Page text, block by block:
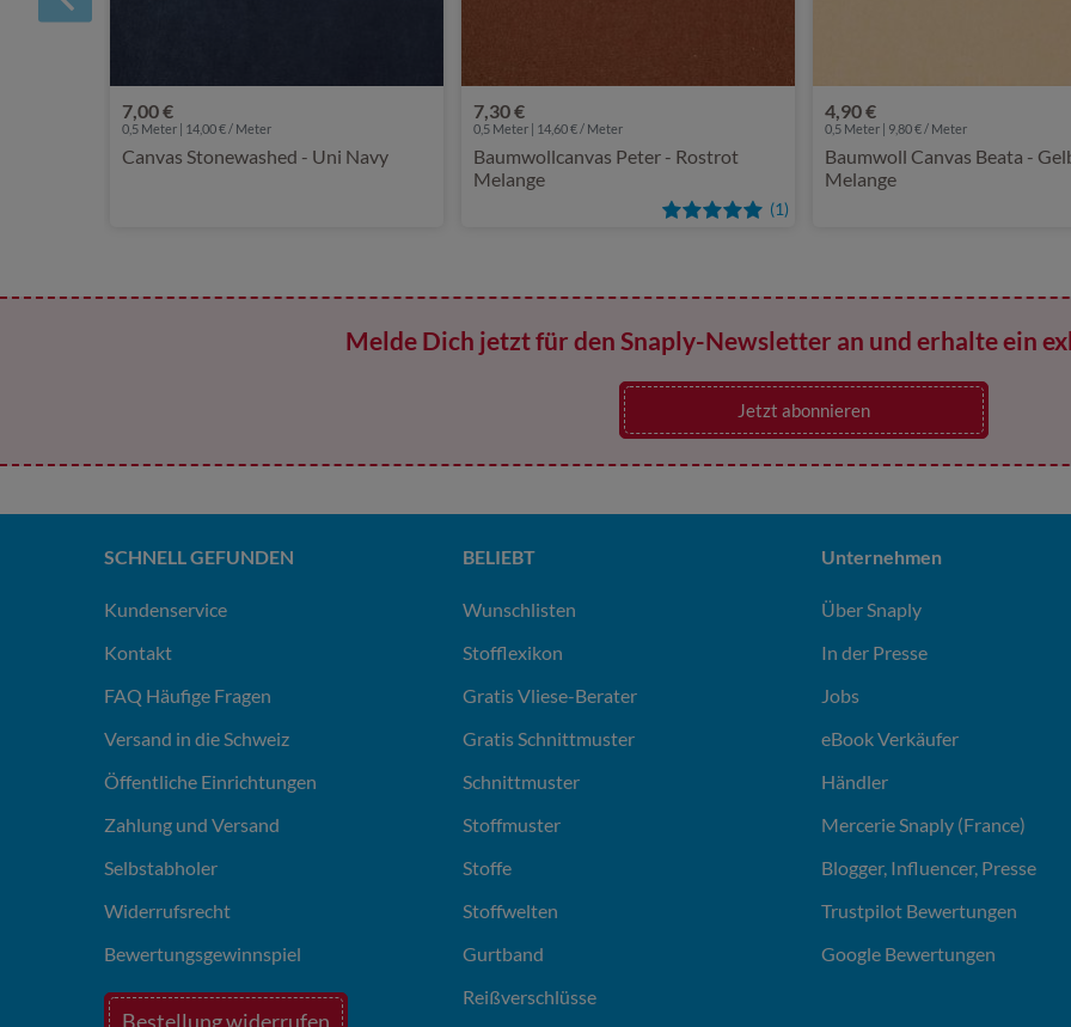
7,00 €
0,5 Meter | 14,00 € / Meter
Canvas Stonewashed - Uni Navy
(1)
7,30 €
0,5 Meter | 14,60 € / Meter
Baumwollcanvas Peter - Rostrot
Melange
4,90 €
0,5 Meter | 9,80 € / Meter
Baumwoll Canvas Beata -
Melange
Melde Dich jetzt für den Snaply-Newsletter an und erhalte ein
Jetzt abonnieren
SCHNELL GEFUNDEN
Kundenservice
Kontakt
FAQ Häufige Fragen
Versand in die Schweiz
Öffentliche Einrichtungen
Zahlung und Versand
Selbstabholer
Widerrufsrecht
Bewertungsgewinnspiel
Bestellung widerrufen
BELIEBT
Wunschlisten
Stofflexikon
Gratis Vliese-Berater
Gratis Schnittmuster
Schnittmuster
Stoffmuster
Stoffe
Stoffwelten
Gurtband
Reißverschlüsse
Unternehmen
Über Snaply
In der Presse
Jobs
eBook Verkäufer
Händler
Mercerie Snaply (France)
Blogger, Influencer, Presse
Trustpilot Bewertungen
Google Bewertungen